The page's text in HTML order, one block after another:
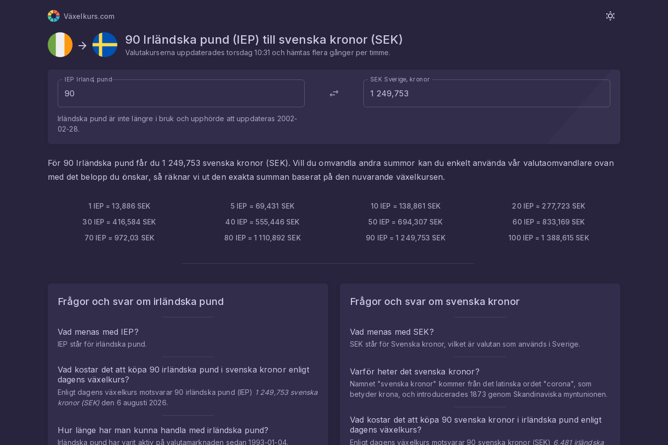
Växelkurs.com
90 Irländska pund (IEP) till svenska kronor (SEK)
Valutakurserna uppdateradestorsdag 10:31 och hämtas flera gånger per timme.
IEP Irland, pund
Irländska pund är inte längre i bruk och upphörde att uppdateras 2002-
02-28.
SEK Sverige, kronor
För 90 Irländska pund får du1 249,753 svenska kronor (SEK). Vill du omvandla andra summor kan du enkelt använda vår valutaomvandlare ovan
med det belopp du önskar, så räknar vi ut den exakta summan baserat på den nuvarande växelkursen.
1 IEP =13,886 SEK 5 IEP = 69,431 SEK 10 IEP = 138,861 SEK 20 IEP = 277,723 SEK
30 IEP = 416,584 SEK 40 IEP =555,446 SEK 50 IEP = 694,307 SEK 60 IEP = 833,169 SEK
70 IEP = 972,03 SEK 80 IEP =1 110,892 SEK 90 IEP =1 249,753 SEK 100 IEP =1 388,615 SEK
Frågor och svar om irländska pund
Vad menas med IEP?
IEP står för irländska pund.
Vad kostar det att köpa 90irländska pund i svenska kronorenligt
dagens växelkurs?
Enligt dagens växelkurs motsvarar 90 irländska pund (IEP) 1 249,753 svenska
kronor(SEK)den 6 augusti 2026.
Hur länge har man kunna handla medirländska pund?
Irländska pund har varit aktiv på valutamarknaden sedan1993-01-04.
Frågor och svar om svenska kronor
Vad menas med SEK?
SEK står för Svenska kronor, vilket är valutan som används i Sverige.
Varför heter det svenska kronor?
Namnet "svenska kronor" kommer från det latinska ordet "corona", som
betyder krona, och introducerades 1873 genom Skandinaviska myntunionen.
Vad kostar det att köpa 90svenska kronor i irländska pund enligt
dagens växelkurs?
Enligt dagens växelkurs motsvarar 90 svenska kronor(SEK) 6,481 irländska